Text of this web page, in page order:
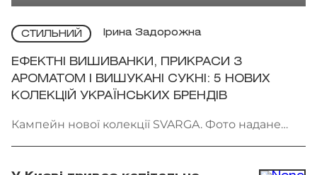
СТИЛЬНИЙ Ірина Задорожна
ЕФЕКТНІ ВИШИВАНКИ, ПРИКРАСИ З
АРОМАТОМ І ВИШУКАНІ СУКНІ: 5 НОВИХ
КОЛЕКЦІЙ УКРАЇНСЬКИХ БРЕНДІВ
Кампейн нової колекції SVARGA. Фото надане